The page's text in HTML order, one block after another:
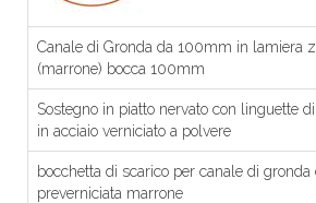
Canale di Gronda da 100mm in lamiera
(marrone) bocca 100mm
Sostegno in piatto nervato con linguette
in acciaio verniciato a polvere
bocchetta di scarico per canale di
preverniciata marrone